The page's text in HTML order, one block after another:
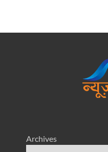
Archives